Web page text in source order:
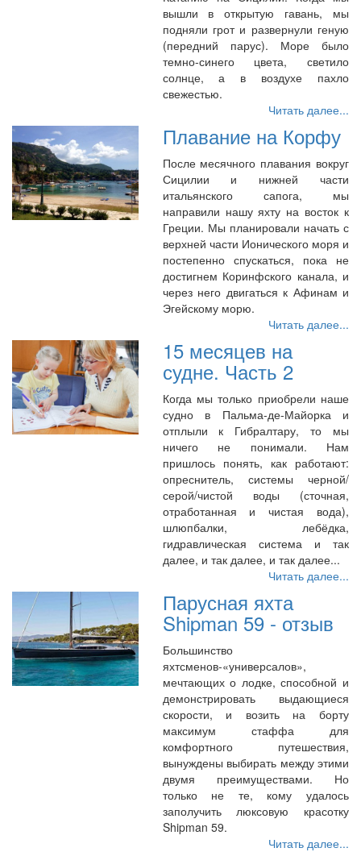
вышли в открытую гавань, мы
подняли грот и развернули геную
(передний парус). Море было
темно-синего цвета, светило
солнце, а в воздухе пахло
свежестью.
Читать далее...
Плавание на Корфу
После месячного плавания вокруг
Сицилии и нижней части
итальянского сапога, мы
направили нашу яхту на восток к
Греции. Мы планировали начать с
верхней части Ионического моря и
постепенно спускаться, пока не
достигнем Коринфского канала, и
через него двигаться к Афинам и
Эгейскому морю.
Читать далее...
15 месяцев на
судне. Часть 2
Когда мы только приобрели наше
судно в Пальма-де-Майорка и
отплыли к Гибралтару, то мы
ничего не понимали. Нам
пришлось понять, как работают:
опреснитель, системы черной/
серой/чистой воды (сточная,
отработанная и чистая вода),
шлюпбалки, лебёдка,
гидравлическая система и так
далее, и так далее, и так далее...
Читать далее...
Парусная яхта
Shipman 59 - отзыв
Большинство
яхтсменов-«универсалов»,
мечтающих о лодке, способной и
демонстрировать выдающиеся
скорости, и возить на борту
максимум стаффа для
комфортного путешествия,
вынуждены выбирать между этими
двумя преимуществами. Но
только не те, кому удалось
заполучить люксовую красотку
Shipman 59.
Читать далее...